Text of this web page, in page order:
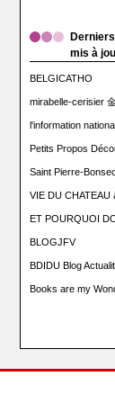
mis à
BELGICATHO
mirabelle-cerisier
l'information
Petits Propos
Saint Pierre-
VIE DU CHATEAU
ET POURQUOI
BLOGJFV
BDIDU Blog
Books are my